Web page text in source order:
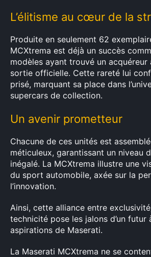
L’élitisme au cœur de la
Produite en seulement 62
MCXtrema est déjà un succès
modèles ayant trouvé un acquéreur
sortie officielle. Cette rareté lui
prisé, marquant sa place dans
supercars de collection.
Un avenir prometteur
Chacune de ces unités est
méticuleux, garantissant un niveau
inégalé. La MCXtrema illustre une
du sport automobile, axée sur la
l’innovation.
Ainsi, cette alliance entre
technicité pose les jalons d’un futur
aspirations de Maserati.
La Maserati MCXtrema ne se